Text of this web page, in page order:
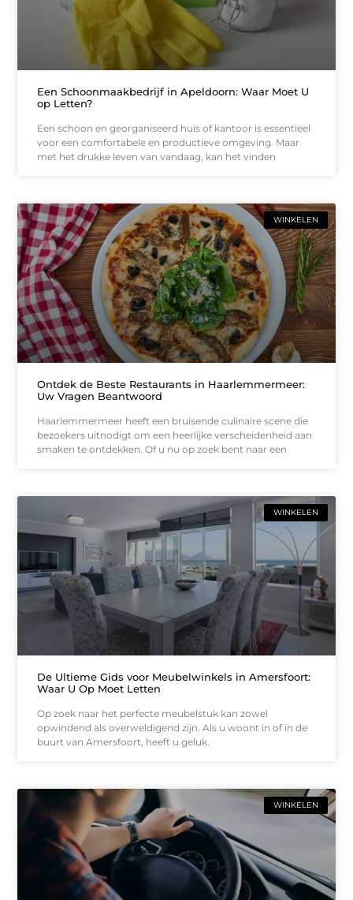
Een Schoonmaakbedrijf in Apeldoorn: Waar Moet U
op Letten?
Een schoon en georganiseerd huis of kantoor is essentieel
voor een comfortabele en productieve omgeving. Maar
met het drukke leven van vandaag, kan het vinden
WINKELEN
Ontdek de Beste Restaurants in Haarlemmermeer:
Uw Vragen Beantwoord
Haarlemmermeer heeft een bruisende culinaire scene die
bezoekers uitnodigt om een heerlijke verscheidenheid aan
smaken te ontdekken. Of u nu op zoek bent naar een
WINKELEN
De Ultieme Gids voor Meubelwinkels in Amersfoort:
Waar U Op Moet Letten
Op zoek naar het perfecte meubelstuk kan zowel
opwindend als overweldigend zijn. Als u woont in of in de
buurt van Amersfoort, heeft u geluk.
WINKELEN